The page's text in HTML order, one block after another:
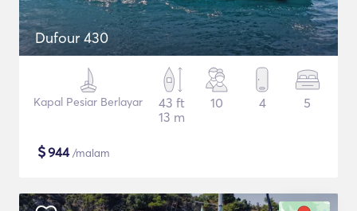
Dufour 430
Kapal Pesiar Berlayar
43 ft
13 m
10 4 5
$944/malam